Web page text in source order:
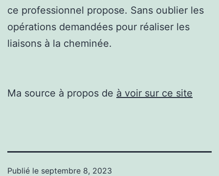
ce professionnel propose. Sans oublier les
opérations demandées pour réaliser les
liaisons à la cheminée.
Ma source à propos de à voir sur ce site
Publié le septembre 8, 2023